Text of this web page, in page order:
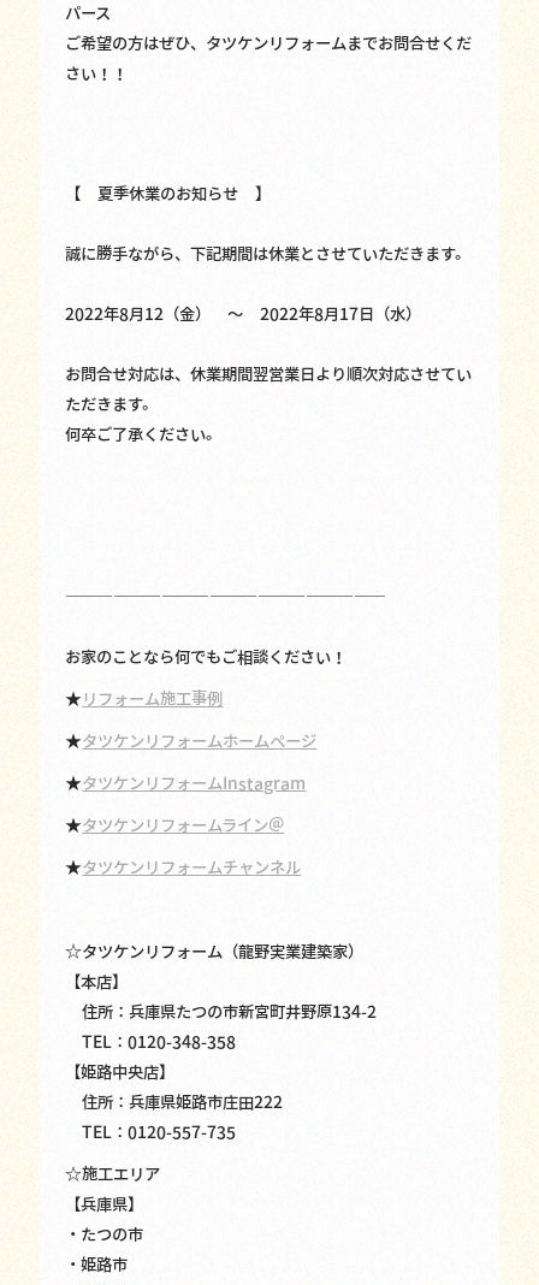
パース
ご希望の方はぜひ、タツケンリフォームまでお問合せくだ
さい！！
【 夏季休業のお知らせ 】
誠に勝手ながら、下記期間は休業とさせていただきます。
2022年8月12（金） ～ 2022年8月17日（水）
お問合せ対応は、休業期間翌営業日より順次対応させてい
ただきます。
何卒ご了承ください。
————————————————————
お家のことなら何でもご相談ください！
★ リフォーム施工事例
★タツケンリフォームホームページ
★タツケンリフォームInstagram
★タツケンリフォームライン＠
★タツケンリフォームチャンネル
☆タツケンリフォーム（龍野実業建築家）
【本店】
住所：兵庫県たつの市新宮町井野原134-2
TEL：0120-348-358
【姫路中央店】
住所：兵庫県姫路市庄田222
TEL：0120-557-735
☆施工エリア
【兵庫県】
・たつの市
・姫路市